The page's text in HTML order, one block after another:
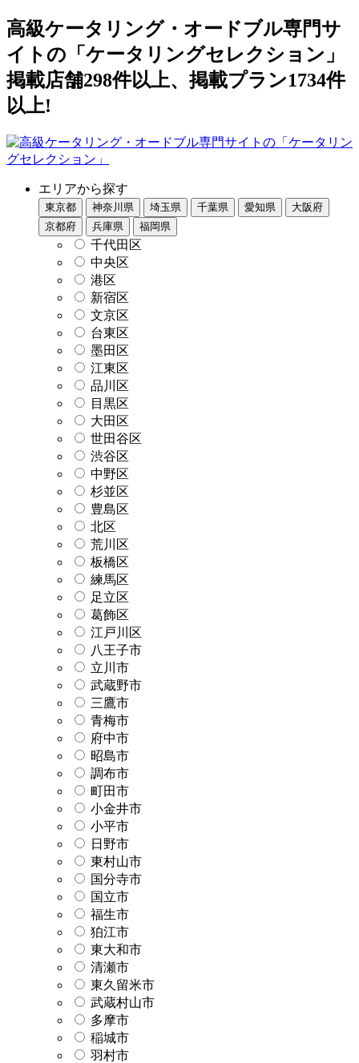
高級ケータリング・オードブル専門サ
イトの「ケータリングセレクション」
掲載店舗298件以上、掲載プラン1734件
以上!
エリアから探す
東京都 神奈川県 埼玉県 千葉県 愛知県
大阪府
京都府
兵庫県 福岡県
千代田区
中央区
港区
新宿区
文京区
台東区
墨田区
江東区
品川区
目黒区
大田区
世田谷区
渋谷区
中野区
杉並区
豊島区
北区
荒川区
板橋区
練馬区
足立区
葛飾区
江戸川区
八王子市
立川市
武蔵野市
三鷹市
青梅市
府中市
昭島市
調布市
町田市
小金井市
小平市
日野市
東村山市
国分寺市
国立市
福生市
狛江市
東大和市
清瀬市
東久留米市
武蔵村山市
多摩市
稲城市
羽村市